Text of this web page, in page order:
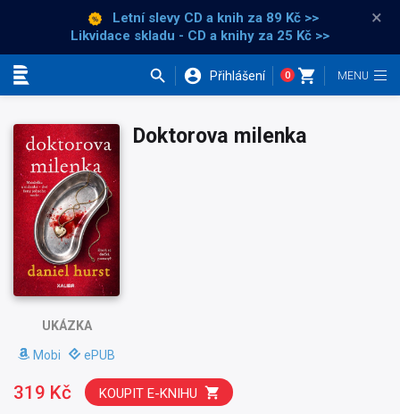
Letní slevy CD a knih za 89 Kč >>
Likvidace skladu - CD a knihy za 25 Kč >>
×
Přihlášení 0
UKÁZKA
Mobi ePUB
Doktorova milenka
319 Kč KOUPIT E-KNIHU